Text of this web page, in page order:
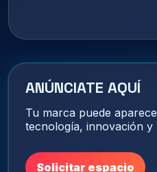
ANÚNCIATE AQUÍ
Tu marca puede
tecnología, innovación y
Solicitar espacio